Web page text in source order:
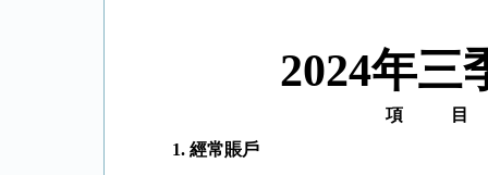
2024年三
項
目
1.經常賬戶